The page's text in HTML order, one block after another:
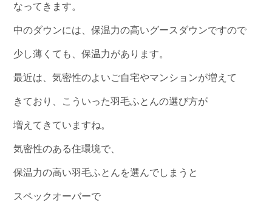
なってきます。
中のダウンには、保温力の高いグースダウンですので
少し薄くても、保温力があります。
最近は、気密性のよいご自宅やマンションが増えて
きており、こういった羽毛ふとんの選び方が
増えてきていますね。
気密性のある住環境で、
保温力の高い羽毛ふとんを選んでしまうと
スペックオーバーで